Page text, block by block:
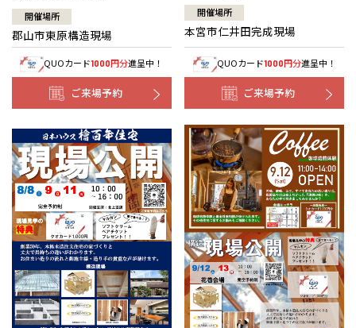
開催場所
郡山市東原構造現場
QUOカード1000円分進呈中！
ご来場予約
開催場所
本宮市仁井田完成現場
QUOカード1000円分進呈中！
ご来場予約